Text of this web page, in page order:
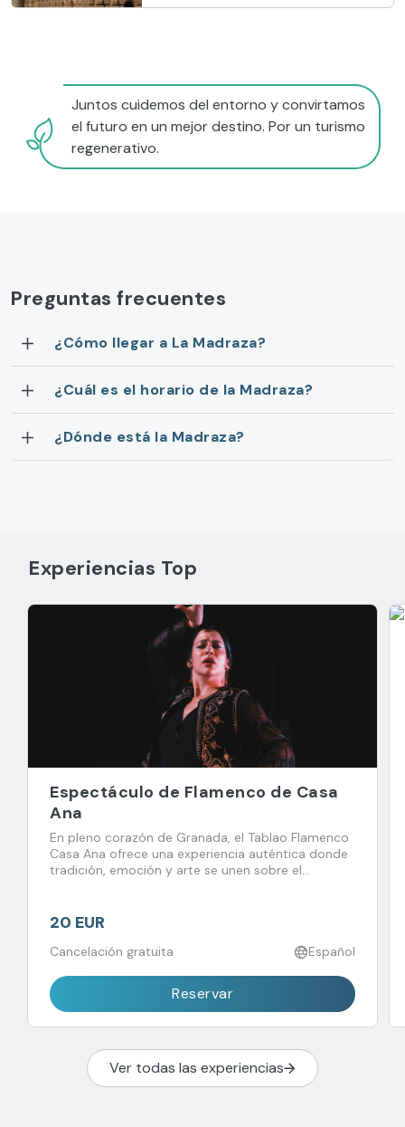
Juntos cuidemos del entorno y convirtamos
el futuro en un mejor destino. Por un turismo
regenerativo.
Preguntas frecuentes
¿Cómo llegar a La Madraza?
¿Cuál es el horario de la Madraza?
¿Dónde está la Madraza?
Experiencias Top
Espectáculo de Flamenco de Casa
Ana
En pleno corazón de Granada, el Tablao Flamenco
Casa Ana ofrece una experiencia auténtica donde
tradición, emoción y arte se unen sobre el
20 EUR
Cancelación gratuita Español
Reservar
Ver todas las experiencias